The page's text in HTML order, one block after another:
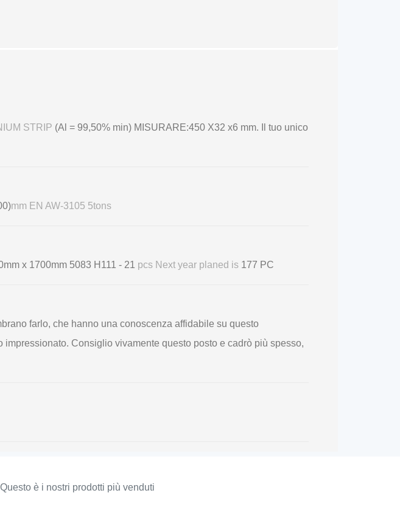
STRIP (Al = 99,50% min) MISURARE:450 X32 x6 mm. Il tuo unico
mm EN AW-3105 5tons
x 1700mm 5083 H111 - 21 pcs Next year planed is 177 PC
farlo, che hanno una conoscenza affidabile su questo
Consiglio vivamente questo posto e cadrò più spesso,
Questo è i nostri prodotti più venduti